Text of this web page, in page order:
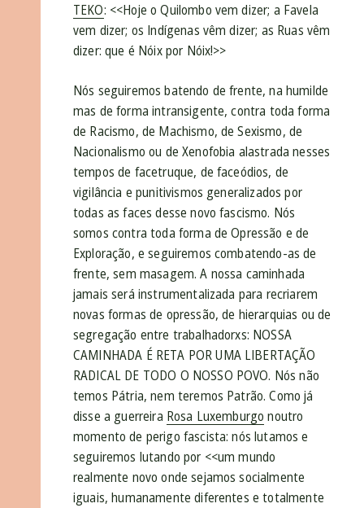
TEKO: <<Hoje o Quilombo vem dizer; a Favela
vem dizer; os Indígenas vêm dizer; as Ruas vêm
dizer: que é Nóix por Nóix!>>
Nós seguiremos batendo de frente, na humilde
mas de forma intransigente, contra toda forma
de Racismo, de Machismo, de Sexismo, de
Nacionalismo ou de Xenofobia alastrada nesses
tempos de facetruque, de faceódios, de
vigilância e punitivismos generalizados por
todas as faces desse novo fascismo. Nós
somos contra toda forma de Opressão e de
Exploração, e seguiremos combatendo-as de
frente, sem masagem. A nossa caminhada
jamais será instrumentalizada para recriarem
novas formas de opressão, de hierarquias ou de
segregação entre trabalhadorxs: NOSSA
CAMINHADA É RETA POR UMA LIBERTAÇÃO
RADICAL DE TODO O NOSSO POVO. Nós não
temos Pátria, nem teremos Patrão. Como já
disse a guerreira Rosa Luxemburgo noutro
momento de perigo fascista: nós lutamos e
seguiremos lutando por <<um mundo
realmente novo onde sejamos socialmente
iguais, humanamente diferentes e totalmente